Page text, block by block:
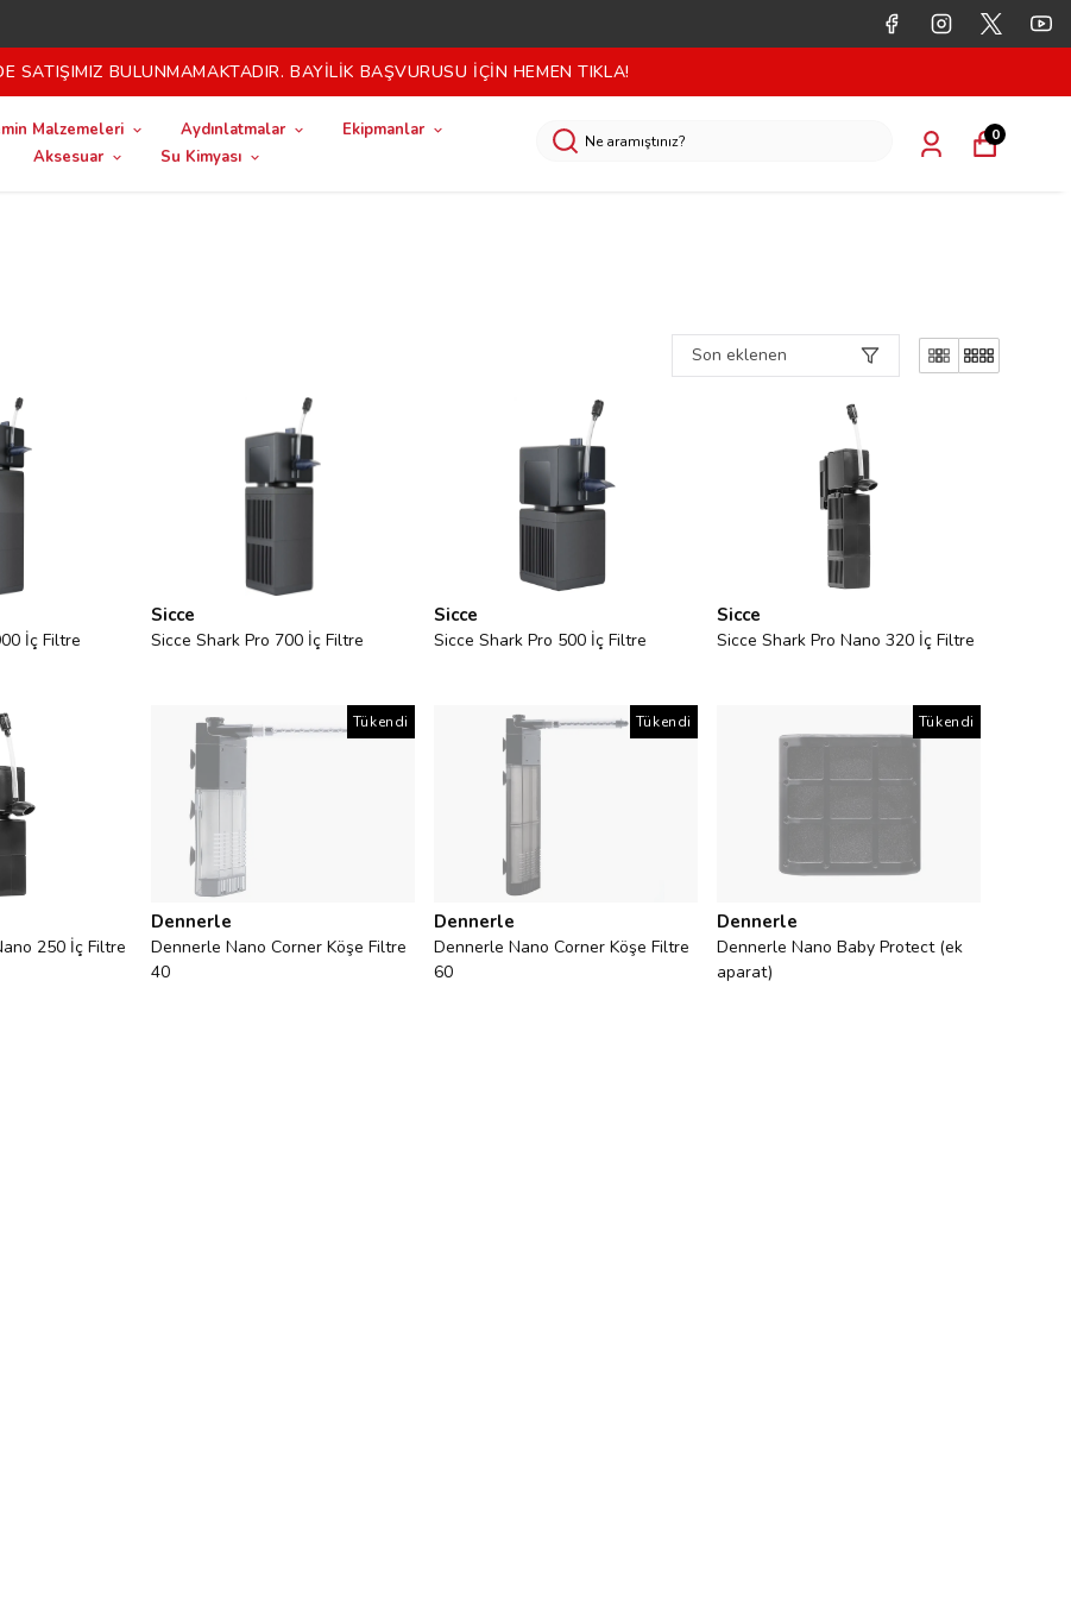
SATIŞIMIZ BULUNMAMAKTADIR. BAYİLİK BAŞVURUSU İÇİN HEMEN TIKLA!
Malzemeleri Aydınlatmalar
Ekipmanlar
Aksesuar
Su Kimyası
0
Son eklenen
İç Filtre
Sicce
Sicce Shark Pro 700 İç Filtre
Sicce
Sicce Shark Pro 500 İç Filtre
Sicce
Sicce Shark Pro Nano 320 İç Filtre
250 İç Filtre
Tükendi
Dennerle
Dennerle Nano Corner Köşe Filtre
40
Tükendi
Dennerle
Dennerle Nano Corner Köşe Filtre
60
Tükendi
Dennerle
Dennerle Nano Baby Protect (ek
aparat)